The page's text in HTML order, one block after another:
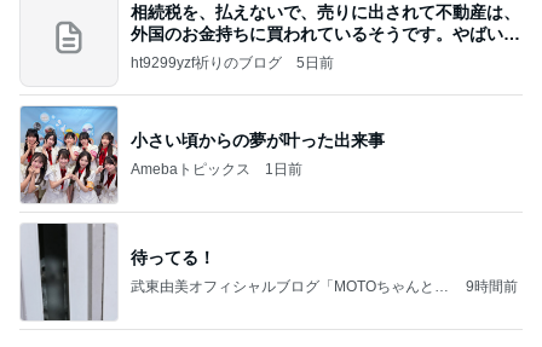
相続税を、払えないで、売りに出されて不動産は、
外国のお金持ちに買われているそうです。やばいで
すよ
ht9299yzf祈りのブログ 5日前
小さい頃からの夢が叶った出来事
Amebaトピックス 1日前
待ってる！
武東由美オフィシャルブログ「MOTOちゃんとの
9時間前